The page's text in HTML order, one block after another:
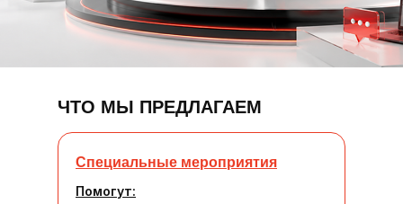
ЧТО МЫ ПРЕДЛАГАЕМ
Помогут:
Специальные мероприятия